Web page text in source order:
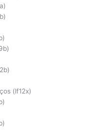
(lf12x)